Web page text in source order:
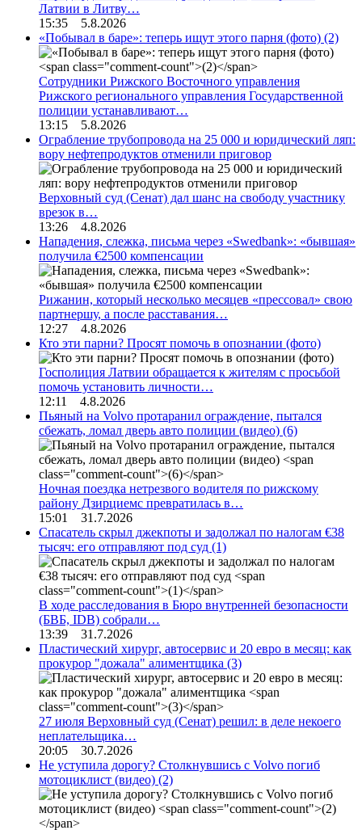
Латвии в Литву…
15:35 5.8.2026
«Побывал в баре»: теперь ищут этого парня (фото) (2)
Сотрудники Рижского Восточного управления
Рижского регионального управления Государственной
полиции устанавливают…
13:15 5.8.2026
Ограбление трубопровода на 25 000 и юридический ляп:
вору нефтепродуктов отменили приговор
Верховный суд (Сенат) дал шанс на свободу участнику
врезок в…
13:26 4.8.2026
Нападения, слежка, письма через «Swedbank»: «бывшая»
получила €2500 компенсации
Рижанин, который несколько месяцев «прессовал» свою
партнершу, а после расставания…
12:27 4.8.2026
Кто эти парни? Просят помочь в опознании (фото)
Госполиция Латвии обращается к жителям с просьбой
помочь установить личности…
12:11 4.8.2026
Пьяный на Volvo протаранил ограждение, пытался
сбежать, ломал дверь авто полиции (видео) (6)
Ночная поездка нетрезвого водителя по рижскому
району Дзирциемс превратилась в…
15:01 31.7.2026
Спасатель скрыл джекпоты и задолжал по налогам €38
тысяч: его отправляют под суд (1)
В ходе расследования в Бюро внутренней безопасности
(БВБ, IDB) собрали…
13:39 31.7.2026
Пластический хирург, автосервис и 20 евро в месяц: как
прокурор "дожала" алиментщика (3)
27 июля Верховный суд (Сенат) решил: в деле некоего
неплательщика…
20:05 30.7.2026
Не уступила дорогу? Столкнувшись с Volvo погиб
мотоциклист (видео) (2)